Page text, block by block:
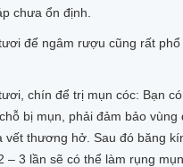
chưa ổn định.
để ngâm rượu cũng rất phổ
chín để trị mụn cóc: Bạn
bị mụn, phải đảm bảo vùng
vết thương hở. Sau đó băng
– 3 lần sẽ có thể làm rụng